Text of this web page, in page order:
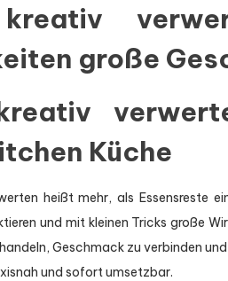
kreativ
große
Küche
heißt mehr, als Essensreste
und mit kleinen Tricks große
Geschmack zu verbinden
und sofort umsetzbar.